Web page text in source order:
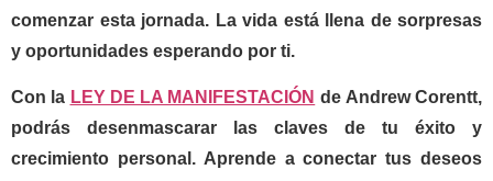
comenzar esta jornada. La vida está llena de sorpresas
y oportunidades esperando por ti.
Con la LEY DE LA MANIFESTACIÓN de Andrew Corentt,
podrás desenmascarar las claves de tu éxito y
crecimiento personal. Aprende a conectar tus deseos